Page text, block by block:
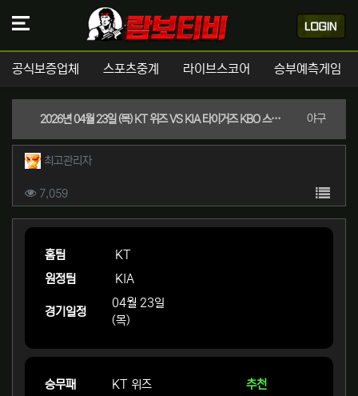
공식보증업체 스포츠중계 라이브스코어 승부예측게임
2026년 04월 23일 (목) KT 위즈 VS KIA 타이거즈 KBO 스포츠분석 야구분류
작성자 정보
최고관리자작성
컨텐츠 정보
7,059조회 목록
본문
홈팀
KT
원정팀
KIA
경기일정
04월 23일
(목)
승무패 KT 위즈
추천